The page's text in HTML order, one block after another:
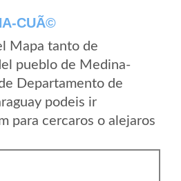
CUÃ©
Mapa tanto de
pueblo de Medina-
Departamento de
podeis ir
para cercaros o alejaros